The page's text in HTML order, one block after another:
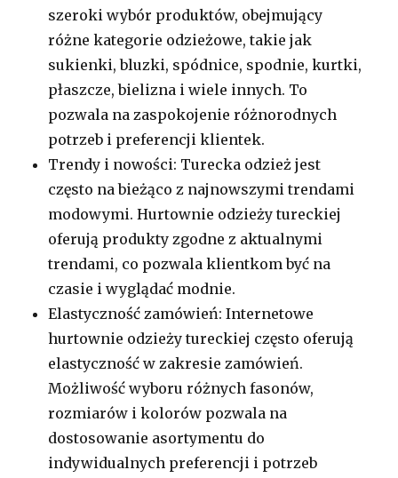
szeroki wybór produktów, obejmujący
różne kategorie odzieżowe, takie jak
sukienki, bluzki, spódnice, spodnie, kurtki,
płaszcze, bielizna i wiele innych. To
pozwala na zaspokojenie różnorodnych
potrzeb i preferencji klientek.
Trendy i nowości: Turecka odzież jest
często na bieżąco z najnowszymi trendami
modowymi. Hurtownie odzieży tureckiej
oferują produkty zgodne z aktualnymi
trendami, co pozwala klientkom być na
czasie i wyglądać modnie.
Elastyczność zamówień: Internetowe
hurtownie odzieży tureckiej często oferują
elastyczność w zakresie zamówień.
Możliwość wyboru różnych fasonów,
rozmiarów i kolorów pozwala na
dostosowanie asortymentu do
indywidualnych preferencji i potrzeb